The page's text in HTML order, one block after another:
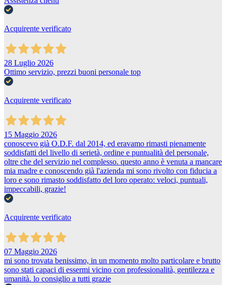
Acquirente verificato
28 Luglio 2026
Ottimo servizio, prezzi buoni personale top
Acquirente verificato
15 Maggio 2026
conoscevo già O.D.F. dal 2014, ed eravamo rimasti pienamente
soddisfatti del livello di serietà, ordine e puntualità del personale,
oltre che del servizio nel complesso. questo anno è venuta a mancare
mia madre e conoscendo già l'azienda mi sono rivolto con fiducia a
loro e sono rimasto soddisfatto del loro operato: veloci, puntuali,
impeccabili, grazie!
Acquirente verificato
07 Maggio 2026
mi sono trovata benissimo, in un momento molto particolare e brutto
sono stati capaci di essermi vicino con professionalità, gentilezza e
umanità. lo consiglio a tutti grazie